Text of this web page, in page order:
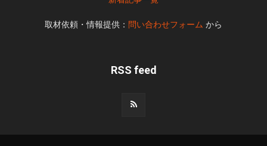
取材依頼・情報提供： 問い合わせフォーム から
RSS feed